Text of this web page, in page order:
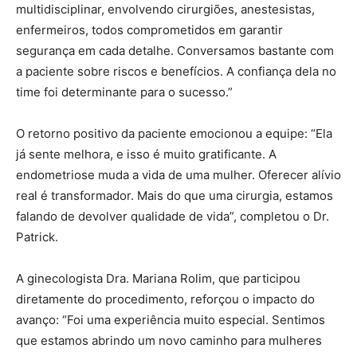
multidisciplinar, envolvendo cirurgiões, anestesistas,
enfermeiros, todos comprometidos em garantir
segurança em cada detalhe. Conversamos bastante com
a paciente sobre riscos e benefícios. A confiança dela no
time foi determinante para o sucesso.”
O retorno positivo da paciente emocionou a equipe: “Ela
já sente melhora, e isso é muito gratificante. A
endometriose muda a vida de uma mulher. Oferecer alívio
real é transformador. Mais do que uma cirurgia, estamos
falando de devolver qualidade de vida”, completou o Dr.
Patrick.
A ginecologista Dra. Mariana Rolim, que participou
diretamente do procedimento, reforçou o impacto do
avanço: “Foi uma experiência muito especial. Sentimos
que estamos abrindo um novo caminho para mulheres